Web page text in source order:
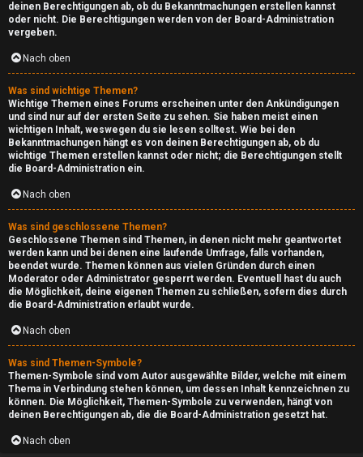
deinen Berechtigungen ab, ob du Bekanntmachungen erstellen kannst
oder nicht. Die Berechtigungen werden von der Board-Administration
vergeben.
Nach oben
Was sind wichtige Themen?
Wichtige Themen eines Forums erscheinen unter den Ankündigungen
und sind nur auf der ersten Seite zu sehen. Sie haben meist einen
wichtigen Inhalt, weswegen du sie lesen solltest. Wie bei den
Bekanntmachungen hängt es von deinen Berechtigungen ab, ob du
wichtige Themen erstellen kannst oder nicht; die Berechtigungen stellt
die Board-Administration ein.
Nach oben
Was sind geschlossene Themen?
Geschlossene Themen sind Themen, in denen nicht mehr geantwortet
werden kann und bei denen eine laufende Umfrage, falls vorhanden,
beendet wurde. Themen können aus vielen Gründen durch einen
Moderator oder Administrator gesperrt werden. Eventuell hast du auch
die Möglichkeit, deine eigenen Themen zu schließen, sofern dies durch
die Board-Administration erlaubt wurde.
Nach oben
Was sind Themen-Symbole?
Themen-Symbole sind vom Autor ausgewählte Bilder, welche mit einem
Thema in Verbindung stehen können, um dessen Inhalt kennzeichnen zu
können. Die Möglichkeit, Themen-Symbole zu verwenden, hängt von
deinen Berechtigungen ab, die die Board-Administration gesetzt hat.
Nach oben
A
r
c
h
i
v
[
r
e
a
d
o
n
l
y
]